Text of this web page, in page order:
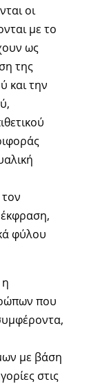
οι
με το
ως
της
και την
φύλου
η
που
με βάση
στις